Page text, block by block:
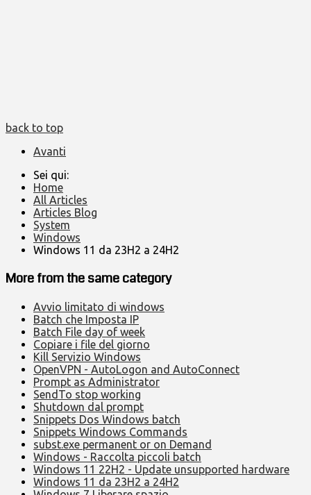
back to top
Avanti
Sei qui:
Home
All Articles
Articles Blog
System
Windows
Windows 11 da 23H2 a 24H2
More from the same category
Avvio limitato di windows
Batch che Imposta IP
Batch File day of week
Copiare i file del giorno
Kill Servizio Windows
OpenVPN - AutoLogon and AutoConnect
Prompt as Administrator
SendTo stop working
Shutdown dal prompt
Snippets Dos Windows batch
Snippets Windows Commands
subst.exe permanent or on Demand
Windows - Raccolta piccoli batch
Windows 11 22H2 - Update unsupported hardware
Windows 11 da 23H2 a 24H2